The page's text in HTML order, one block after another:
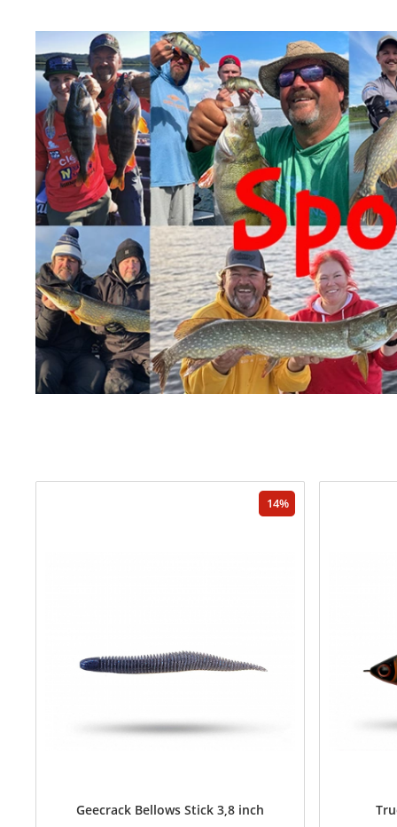
14
Geecrack Bellows Stick 3,8 inch